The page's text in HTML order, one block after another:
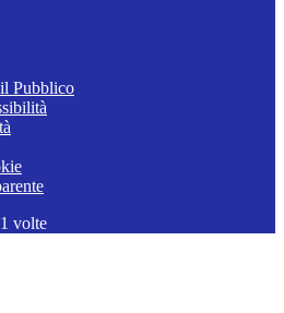
Pubblico
volte